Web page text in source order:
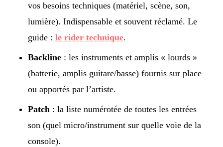
vos besoins techniques (matériel, scène, son,
lumière). Indispensable et souvent réclamé. Le
guide : le rider technique.
Backline : les instruments et amplis « lourds »
(batterie, amplis guitare/basse) fournis sur place
ou apportés par l’artiste.
Patch : la liste numérotée de toutes les entrées
son (quel micro/instrument sur quelle voie de la
console).